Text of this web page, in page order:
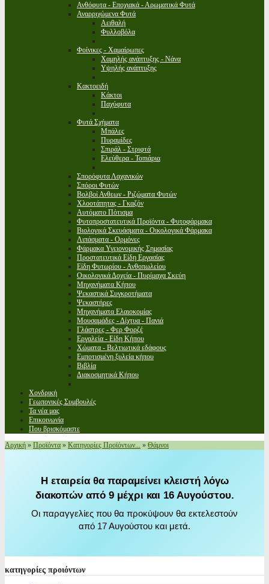
Ανθόφυτα - Εποχιακά - Αρωματικά Φυτά
Αναρριχώμενα Φυτά
Αειθαλή
Φυλλοβόλα
Φοίνικες - Χαμαίρωπες
Χαμηλής ανάπτυξης - Νάνα
Υψηλής ανάπτυξης
Κακτοειδή
Κάκτοι
Παχύφυτα
Φυτά Σχήματα
Μπάλες
Πυραμίδες
Σπιράλ - Στριφτά
Ελεύθερα - Τοπιάρια
Σπορόφυτα Λαχανικών
Σπόροι Φυτών
Βολβοί Ανθεων - Ριζώματα Φυτών
Χλοοτάπητας - Γκαζόν
Αυτόματο Πότισμα
Φυτοπροστατευτικά Προϊόντα - Φυτοφάρμακα
Βιολογικά Σκευάσματα - Οικολογικά Φάρμακα
Λιπάσματα - Ορμόνες
Φάρμακα Υγειονομικής Σημασίας
Προστατευτικά Είδη Εργασίας
Είδη Φυτωρίου - Ανθοπωλείου
Οικολογικά Δοχεία - Πυρίμαχα Σκεύη
Μηχανήματα Κήπου
Ψεκαστικά Συγκροτήματα
Ψεκαστήρες
Μηχανήματα Ελαιοκομίας
Μουσαμάδες - Δίχτυα - Πανιά
Γλάστρες - Φερ Φορζέ
Εργαλεία - Είδη Κήπου
Χώματα - Βελτιωτικά εδάφους
Εμποτισμένη ξυλεία κήπου
Βιβλία
Διακοσμητικά Κήπου
Χονδρική
Γεωπονικές Συμβουλές
Τα νέα μας
Επικοινωνία
Που βρισκόμαστε
Αρχική » Προϊόντα » Κατηγορίες Προϊόντων... » Θάμνοι
Η εταιρεία θα παραμείνει κλειστή λόγω
διακοπών από 9 μέχρι και 16 Αυγούστου.
Οι παραγγελίες που θα προκύψουν θα εκτελεστούν
από 17 Αυγούστου και μετά.
κατηγορίες προιόντων